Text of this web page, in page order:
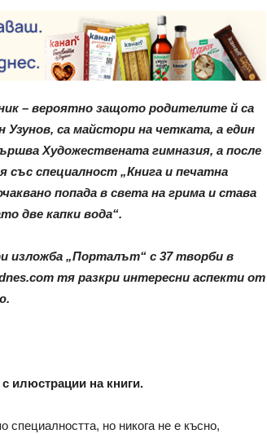
– вероятно защото родителите й са
са майстори на четката, а един
Художествената гимназия, а после
със специалност „Книга и печатна
попада в света на грима и става
две капки вода“.
изложба „Порталът“ с 37 творби в
тя разкри интересни аспекти от
илюстрации на книги.
специалността, но никога не е късно,